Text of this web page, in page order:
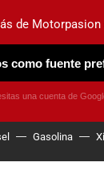
Gasolina
de Motorpasion
como fuente
una cuenta de